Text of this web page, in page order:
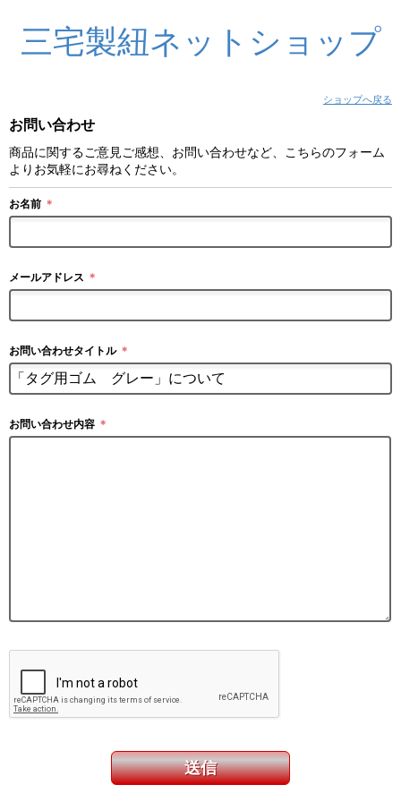
三宅製紐ネットショップ
ショップへ戻る
お問い合わせ
商品に関するご意見ご感想、お問い合わせなど、こちらのフォーム
よりお気軽にお尋ねください。
お名前 ＊
メールアドレス ＊
お問い合わせタイトル ＊
お問い合わせ内容 ＊